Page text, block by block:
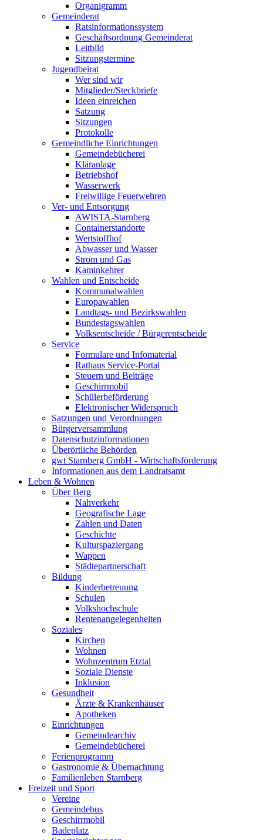
Organigramm
Gemeinderat
Ratsinformationssystem
Geschäftsordnung Gemeinderat
Leitbild
Sitzungstermine
Jugendbeirat
Wer sind wir
Mitglieder/Steckbriefe
Ideen einreichen
Satzung
Sitzungen
Protokolle
Gemeindliche Einrichtungen
Gemeindebücherei
Kläranlage
Betriebshof
Wasserwerk
Freiwillige Feuerwehren
Ver- und Entsorgung
AWISTA-Starnberg
Containerstandorte
Wertstoffhof
Abwasser und Wasser
Strom und Gas
Kaminkehrer
Wahlen und Entscheide
Kommunalwahlen
Europawahlen
Landtags- und Bezirkswahlen
Bundestagswahlen
Volksentscheide / Bürgerentscheide
Service
Formulare und Infomaterial
Rathaus Service-Portal
Steuern und Beiträge
Geschirrmobil
Schülerbeförderung
Elektronischer Widerspruch
Satzungen und Verordnungen
Bürgerversammlung
Datenschutzinformationen
Überörtliche Behörden
gwt Starnberg GmbH - Wirtschaftsförderung
Informationen aus dem Landratsamt
Leben & Wohnen
Über Berg
Nahverkehr
Geografische Lage
Zahlen und Daten
Geschichte
Kulturspaziergang
Wappen
Städtepartnerschaft
Bildung
Kinderbetreuung
Schulen
Volkshochschule
Rentenangelegenheiten
Soziales
Kirchen
Wohnen
Wohnzentrum Etztal
Soziale Dienste
Inklusion
Gesundheit
Ärzte & Krankenhäuser
Apotheken
Einrichtungen
Gemeindearchiv
Gemeindebücherei
Ferienprogramm
Gastronomie & Übernachtung
Familienleben Starnberg
Freizeit und Sport
Vereine
Gemeindebus
Geschirrmobil
Badeplatz